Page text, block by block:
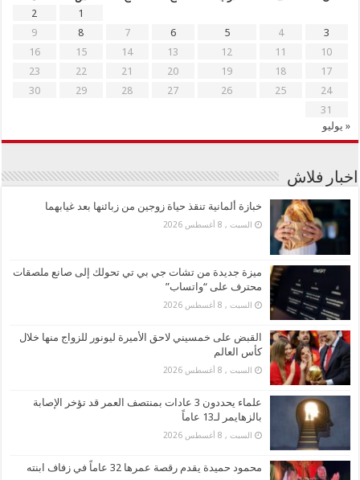
1
2
3
4
5
6
7
8
9
10
11
12
13
14
15
16
17
18
19
20
21
22
23
24
25
26
27
28
29
30
31
« يوليو
اخبار فلاش
خبازة ألمانية تنقذ حياة زوجين من زبائنها بعد غيابهما
السبت , 8 أغسطس 2026
ميزة جديدة من تشات جي بي تي تحولك إلى صانع ملصقات
محترف على “واتساب”
السبت , 8 أغسطس 2026
القبض على خمسيني لاحق الأميرة ليونور للزواج منها خلال
كأس العالم
السبت , 8 أغسطس 2026
علماء يحددون 3 عادات بمنتصف العمر قد تؤخر الإصابة
بالزهايمر لـ13 عاماً
السبت , 8 أغسطس 2026
محمود حميدة يقدم رقصة عمرها 32 عاماً في زفاف ابنته